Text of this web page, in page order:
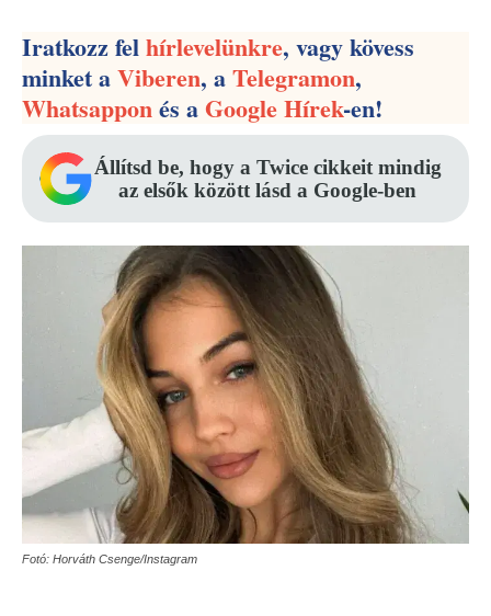
Iratkozz felhírlevelünkre, vagy kövess
minket aViberen, aTelegramon,
Whatsapponés aGoogle Hírek-en!
Állítsd be, hogy a Twice cikkeit mindig
az elsők között lásd a Google-ben
Fotó: Horváth Csenge/Instagram